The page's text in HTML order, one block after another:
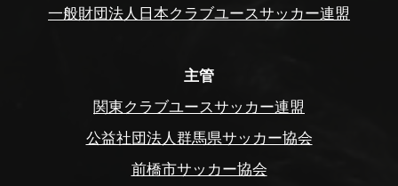
一般財団法人日本クラブユースサッカー連盟
主管
関東クラブユースサッカー連盟
公益社団法人群馬県サッカー協会
前橋市サッカー協会